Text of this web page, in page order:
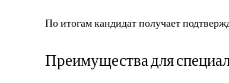
По итогам кандидат получает
Преимущества для